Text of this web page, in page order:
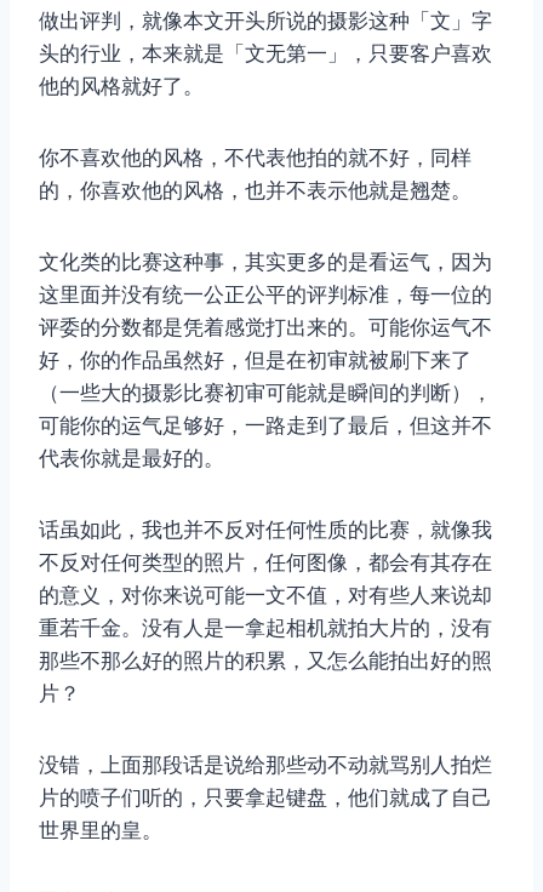
做出评判，就像本文开头所说的摄影这种「文」字
头的行业，本来就是「文无第一」，只要客户喜欢
他的风格就好了。
你不喜欢他的风格，不代表他拍的就不好，同样
的，你喜欢他的风格，也并不表示他就是翘楚。
文化类的比赛这种事，其实更多的是看运气，因为
这里面并没有统一公正公平的评判标准，每一位的
评委的分数都是凭着感觉打出来的。可能你运气不
好，你的作品虽然好，但是在初审就被刷下来了
（一些大的摄影比赛初审可能就是瞬间的判断），
可能你的运气足够好，一路走到了最后，但这并不
代表你就是最好的。
话虽如此，我也并不反对任何性质的比赛，就像我
不反对任何类型的照片，任何图像，都会有其存在
的意义，对你来说可能一文不值，对有些人来说却
重若千金。没有人是一拿起相机就拍大片的，没有
那些不那么好的照片的积累，又怎么能拍出好的照
片？
没错，上面那段话是说给那些动不动就骂别人拍烂
片的喷子们听的，只要拿起键盘，他们就成了自己
世界里的皇。
取消 搜索